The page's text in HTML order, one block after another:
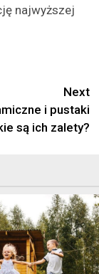
najwyższej
Next
i pustaki
są ich zalety?